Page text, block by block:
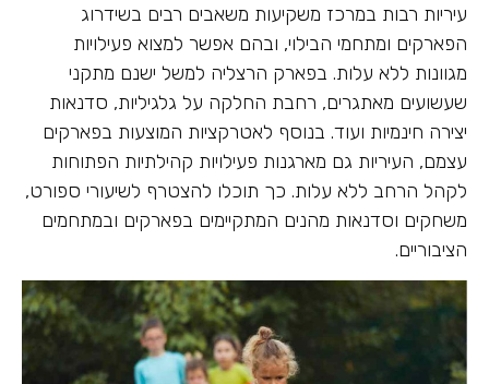
עיריות רבות במרכז משקיעות משאבים רבים בשידרוג
הפארקים ומתחמי הבילוי, ובהם אפשר למצוא פעילויות
מגוונות ללא עלות. בפארק הרצליה למשל ישנם מתקני
שעשועים מאתגרים, רחבת החלקה על גלגיליות, סדנאות
יצירה חינמיות ועוד. בנוסף לאטרקציות המוצעות בפארקים
עצמם, העיריות גם מארגנות פעילויות קהילתיות הפתוחות
לקהל הרחב ללא עלות. כך תוכלו להצטרף לשיעורי ספורט,
משחקים וסדנאות מהנים המתקיימים בפארקים ובמתחמים
הציבוריים.